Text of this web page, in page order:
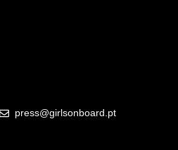
press@girlsonboard.pt